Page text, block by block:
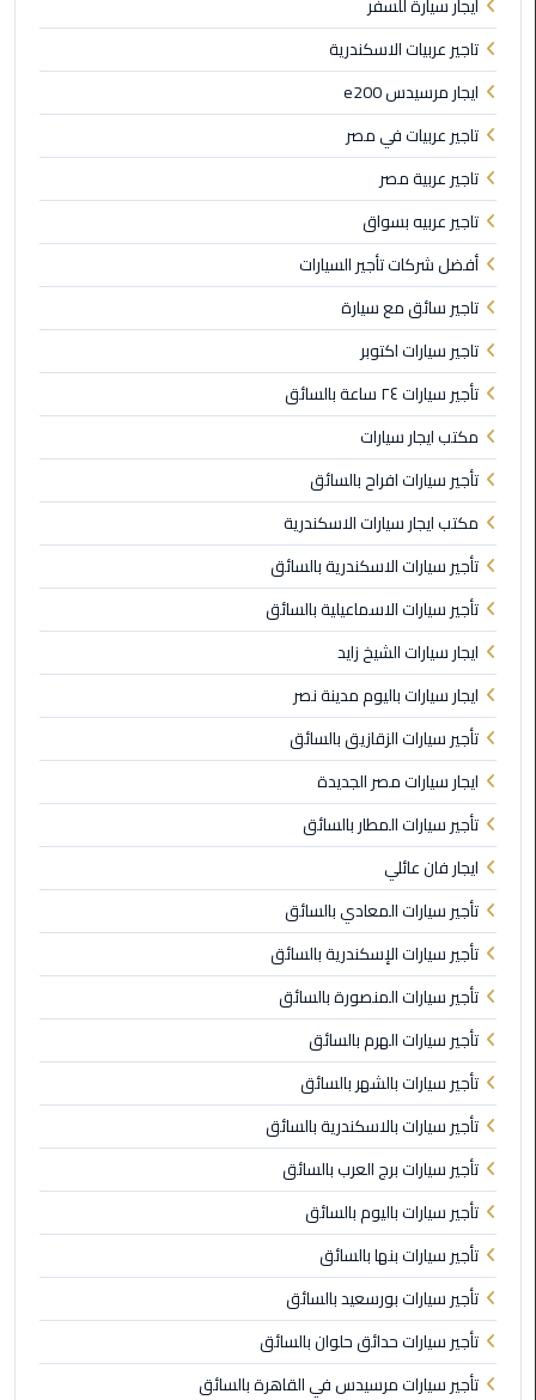
ليموزين
مطار
الغردقة
ليموزين
مطار
القاهرة
أسعار
ليموزين
مطار
شرم
الشيخ
ليموزين
مطار
القاهرة
الخط
الساخن
ليموزين
مطار
العاصمة
الادارية
ليموزين
مطار
القاهرة
الي
اسكندرية
تاكسي
العاصمة
ليموزين
مطار
برج
العرب
الدولي
تاكسي
لندن
ليموزين
مطار
برج
العرب
الي
تاجير عربيات الاسكندرية
ايجار مرسيدس e200
تاجير عربيات في مصر
تاجير عربية مصر
تاجير عربيه بسواق
أفضل شركات تأجير السيارات
تاجير سائق مع سيارة
تاجير سيارات اكتوبر
تأجير سيارات ٢٤ ساعة بالسائق
مكتب ايجار سيارات
تأجير سيارات افراح بالسائق
مكتب ايجار سيارات الاسكندرية
تأجير سيارات الاسكندرية بالسائق
تأجير سيارات الاسماعيلية بالسائق
ايجار سيارات الشيخ زايد
ايجار سيارات باليوم مدينة نصر
تأجير سيارات الزقازيق بالسائق
ايجار سيارات مصر الجديدة
تأجير سيارات المطار بالسائق
ايجار فان عائلي
تأجير سيارات المعادي بالسائق
تأجير سيارات الإسكندرية بالسائق
تأجير سيارات المنصورة بالسائق
تأجير سيارات الهرم بالسائق
تأجير سيارات بالشهر بالسائق
تأجير سيارات بالاسكندرية بالسائق
تأجير سيارات برج العرب بالسائق
تأجير سيارات باليوم بالسائق
تأجير سيارات بنها بالسائق
تأجير سيارات بورسعيد بالسائق
تأجير سيارات حدائق حلوان بالسائق
تأجير سيارات مرسيدس في القاهرة بالسائق